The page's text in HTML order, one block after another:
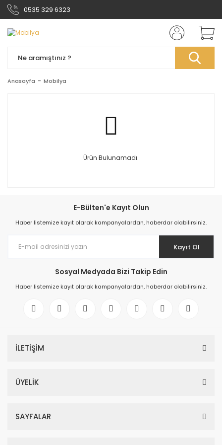
0535 329 6323
Anasayfa Mobilya
Ürün Bulunamadı.
E-Bülten'e Kayıt Olun
Haber listemize kayıt olarak kampanyalardan, haberdar olabilirsiniz.
Kayıt Ol
Sosyal Medyada Bizi Takip Edin
Haber listemize kayıt olarak kampanyalardan, haberdar olabilirsiniz.
İLETİŞİM
ÜYELİK
SAYFALAR